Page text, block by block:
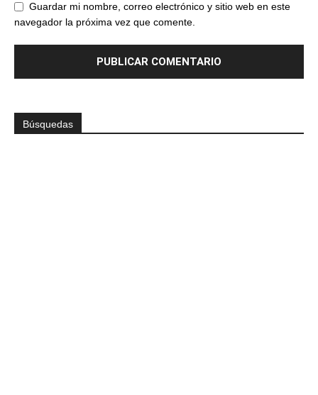
Guardar mi nombre, correo electrónico y sitio web en este
navegador la próxima vez que comente.
Búsquedas